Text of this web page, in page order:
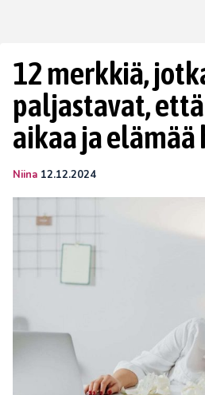
12 merkkiä,
paljastavat,
aikaa ja elämää
Niina 12.12.2024